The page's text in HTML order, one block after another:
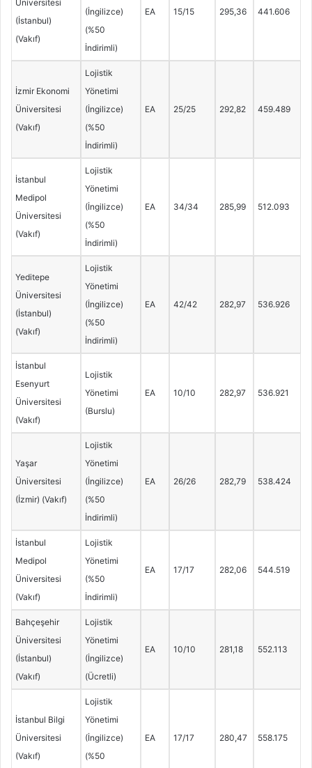
Üniversitesi
(İstanbul)
(Vakıf)
(İngilizce)
(%50
İndirimli)
EA 15/15 295,36 441.606
İzmir Ekonomi
Üniversitesi
(Vakıf)
Lojistik
Yönetimi
(İngilizce)
(%50
İndirimli)
EA 25/25 292,82 459.489
İstanbul
Medipol
Üniversitesi
(Vakıf)
Lojistik
Yönetimi
(İngilizce)
(%50
İndirimli)
EA 34/34 285,99 512.093
Yeditepe
Üniversitesi
(İstanbul)
(Vakıf)
Lojistik
Yönetimi
(İngilizce)
(%50
İndirimli)
EA 42/42 282,97 536.926
İstanbul
Esenyurt
Üniversitesi
(Vakıf)
Lojistik
Yönetimi
(Burslu)
EA 10/10 282,97 536.921
Yaşar
Üniversitesi
(İzmir) (Vakıf)
Lojistik
Yönetimi
(İngilizce)
(%50
İndirimli)
EA 26/26 282,79 538.424
İstanbul
Medipol
Üniversitesi
(Vakıf)
Lojistik
Yönetimi
(%50
İndirimli)
EA 17/17 282,06 544.519
Bahçeşehir
Üniversitesi
(İstanbul)
(Vakıf)
Lojistik
Yönetimi
(İngilizce)
(Ücretli)
EA 10/10 281,18 552.113
İstanbul Bilgi
Üniversitesi
(Vakıf)
Lojistik
Yönetimi
(İngilizce)
(%50
EA 17/17 280,47 558.175